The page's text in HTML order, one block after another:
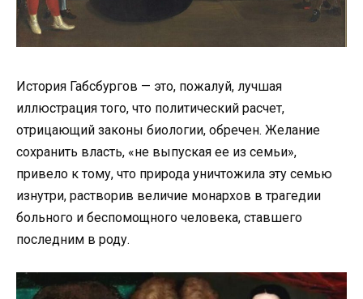
История Габсбургов — это, пожалуй, лучшая
иллюстрация того, что политический расчет,
отрицающий законы биологии, обречен. Желание
сохранить власть, «не выпуская ее из семьи»,
привело к тому, что природа уничтожила эту семью
изнутри, растворив величие монархов в трагедии
больного и беспомощного человека, ставшего
последним в роду.